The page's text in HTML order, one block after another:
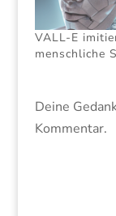
VALL-E
menschliche
Deine
Kommentar.